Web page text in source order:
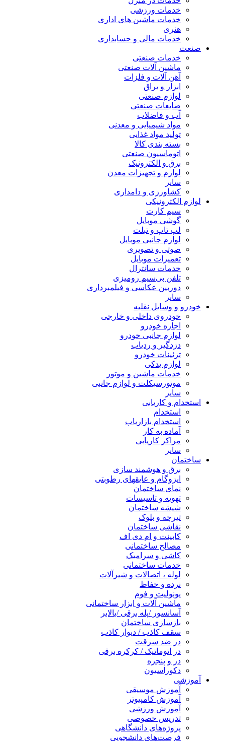
خدمات ورزشی
خدمات ماشین های اداری
هنری
خدمات مالی و حسابداری
صنعت
خدمات صنعتی
ماشین آلات صنعتی
آهن آلات و فلزات
ابزار و یراق
لوازم صنعتی
ضایعات صنعتی
آب و فاضلاب
مواد شیمیایی و معدنی
تولید مواد غذایی
بسته بندی کالا
اتوماسیون صنعتی
برق و الکترونیک
لوازم و تجهیزات معدن
سایر
کشاورزی و دامداری
لوازم الکترونیکی
سیم کارت
گوشی موبایل
لپ تاپ و تبلت
لوازم جانبی موبایل
صوتی و تصویری
تعمیرات موبایل
خدمات سانترال
تلفن بی‌سیم رومیزی
دوربین عکاسی و فیلمبرداری
سایر
خودرو و وسایل نقلیه
خودروی داخلی و خارجی
اجاره خودرو
لوازم جانبی خودرو
دزدگیر و ردیاب
تزئینات خودرو
لوازم یدکی
خدمات ماشین و موتور
موتورسیکلت و لوازم جانبی
سایر
استخدام و کاریابی
استخدام
استخدام بازاریاب
آماده به کار
مراکز کاریابی
سایر
ساختمان
برق و هوشمند سازی
ایزوگام و عایقهای رطوبتی
نمای ساختمان
تهویه و تاسیسات
شیشه ساختمان
تیرچه و بلوک
نقاشی ساختمان
کابینت و ام دی اف
مصالح ساختمانی
کاشی و سرامیک
خدمات ساختمانی
لوله ، اتصالات و شیرآلات
نرده و حفاظ
یونولیت و فوم
ماشین آلات و ابزار ساختمانی
آسانسور /پله برقی /بالابر
بازسازی ساختمان
سقف کاذب / دیوار کاذب
در ضد سرقت
در اتوماتیک / کرکره برقی
در و پنجره
دکوراسیون
آموزشی
آموزش موسیقی
آموزش کامپیوتر
آموزش ورزشی
تدریس خصوصی
پروژه‌های دانشگاهی
فرصت‌های دانشجویی